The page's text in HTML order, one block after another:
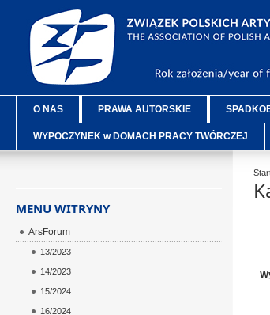
O NAS PRAWA AUTORSKIE
WYPOCZYNEK w DOMACH PRACY TWÓRCZEJ
MENU WITRYNY
ArsForum
13/2023
14/2023
15/2024
16/2024